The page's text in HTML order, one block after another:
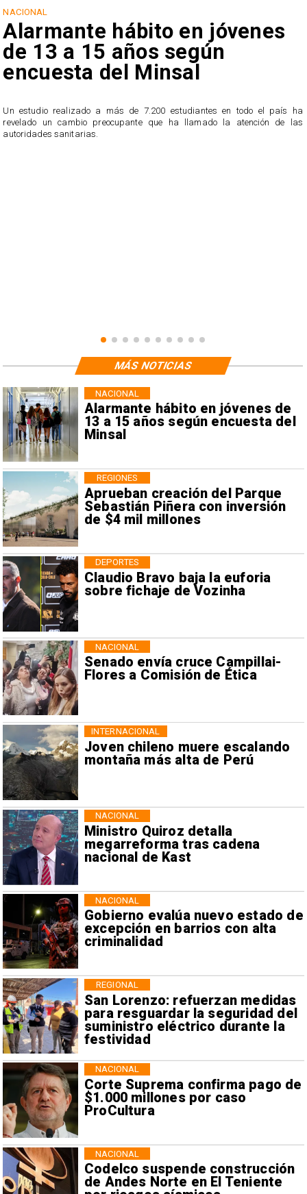
NACIONAL
Alarmante hábito en jóvenes
de 13 a 15 años según
encuesta del Minsal
Un estudio realizado a más de 7.200 estudiantes en todo el país ha
revelado un cambio preocupante que ha llamado la atención de las
autoridades sanitarias.
Alarmante hábito en jóvenes de
13 a 15 años según encuesta del
Minsal
NACIONAL
Aprueban creación del Parque
Sebastián Piñera con inversión
de $4 mil millones
REGIONES
Claudio Bravo baja la euforia
sobre fichaje de Vozinha
DEPORTES
Senado envía cruce Campillai-
Flores a Comisión de Ética
NACIONAL
Joven chileno muere escalando
montaña más alta de Perú
INTERNACIONAL
Ministro Quiroz detalla
megarreforma tras cadena
nacional de Kast
NACIONAL
Gobierno evalúa nuevo estado de
excepción en barrios con alta
criminalidad
NACIONAL
San Lorenzo: refuerzan medidas
para resguardar la seguridad del
suministro eléctrico durante la
festividad
REGIONAL
Corte Suprema confirma pago de
$1.000 millones por caso
ProCultura
NACIONAL
Codelco suspende construcción
de Andes Norte en El Teniente
NACIONAL
MÁS NOTICIAS